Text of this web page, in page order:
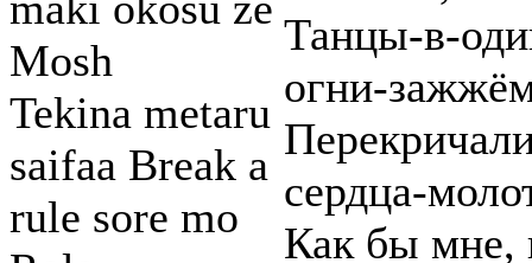
Mosh
Tekina metaru
saifaa Break a
rule sore mo
Танцы-в-
огни-
сердца-
Как бы мне,